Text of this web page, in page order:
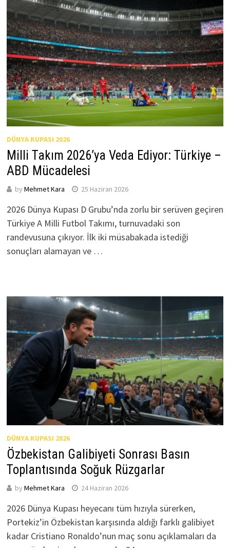
DÜNYA KUPASI 2026
Milli Takım 2026’ya Veda Ediyor: Türkiye –
ABD Mücadelesi
by Mehmet Kara 25 Haziran 2026
2026 Dünya Kupası D Grubu’nda zorlu bir serüven geçiren
Türkiye A Milli Futbol Takımı, turnuvadaki son
randevusuna çıkıyor. İlk iki müsabakada istediği
sonuçları alamayan ve …
DÜNYA KUPASI 2026
Özbekistan Galibiyeti Sonrası Basın
Toplantısında Soğuk Rüzgarlar
by Mehmet Kara 24 Haziran 2026
2026 Dünya Kupası heyecanı tüm hızıyla sürerken,
Portekiz’in Özbekistan karşısında aldığı farklı galibiyet
kadar Cristiano Ronaldo’nun maç sonu açıklamaları da